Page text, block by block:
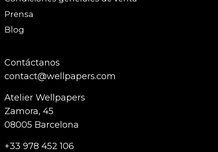
Prensa
Blog
Contáctanos
contact@wellpapers.com
Atelier Wellpapers
Zamora, 45
08005 Barcelona
+33 978 452 106